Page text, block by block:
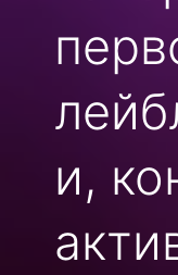
и,